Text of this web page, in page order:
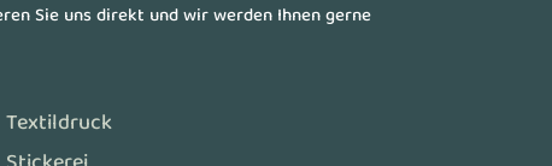
Sie uns direkt und wir werden Ihnen gerne
Textildruck